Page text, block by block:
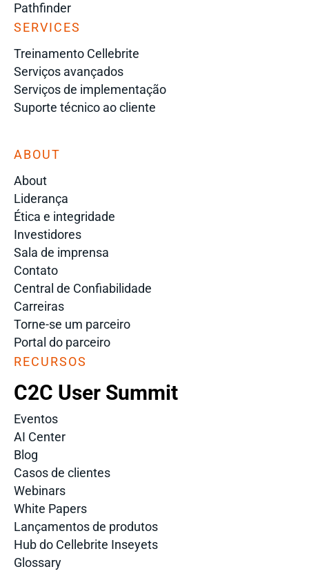
Pathfinder
SERVICES
Treinamento Cellebrite
Serviços avançados
Serviços de implementação
Suporte técnico ao cliente
ABOUT
About
Liderança
Ética e integridade
Investidores
Sala de imprensa
Contato
Central de Confiabilidade
Carreiras
Torne-se um parceiro
Portal do parceiro
RECURSOS
C2C User Summit
Eventos
AI Center
Blog
Casos de clientes
Webinars
White Papers
Lançamentos de produtos
Hub do Cellebrite Inseyets
Glossary